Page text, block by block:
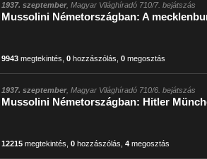
1937. szeptember, Magyar Világhíradó 710/7. bejátszás
Mussolini Németországban: A
9943 megtekintés ,0 hozzászólás ,0 megosztás
1937. szeptember, Magyar Világhíradó 710/6. bejátszás
Mussolini Németországban: Hitler
12215 megtekintés ,0 hozzászólás ,4 megosztás